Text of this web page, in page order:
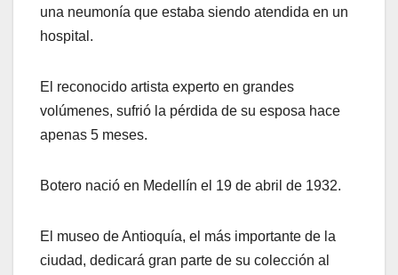
una neumonía que estaba siendo atendida en un
hospital.
El reconocido artista experto en grandes
volúmenes, sufrió la pérdida de su esposa hace
apenas 5 meses.
Botero nació en Medellín el 19 de abril de 1932.
El museo de Antioquía, el más importante de la
ciudad, dedicará gran parte de su colección al